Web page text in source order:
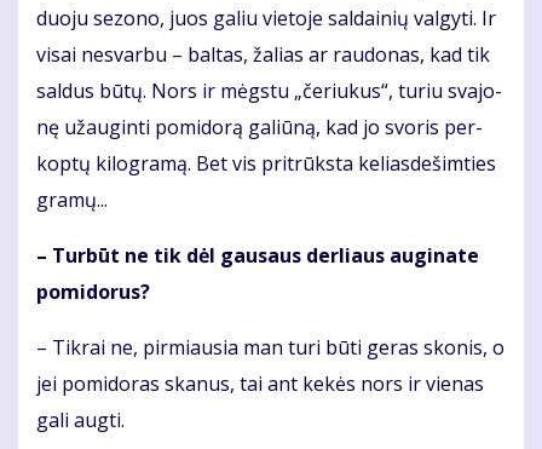
duo­ju se­zo­no, juos ga­liu vie­to­je sal­dai­nių val­gy­ti. Ir
vi­sai ne­svar­bu – bal­tas, ža­lias ar rau­do­nas, kad tik
sal­dus bū­tų. Nors ir mėgs­tu „če­riu­kus“, tu­riu sva­jo­
nę už­au­gin­ti po­mi­do­rą ga­liū­ną, kad jo svo­ris per­
kop­tų ki­log­ra­mą. Bet vis pri­trūks­ta ke­lias­de­šim­ties
gra­mų...
– Tur­būt ne tik dėl gau­saus der­liaus au­gi­na­te
po­mi­do­rus?
– Tik­rai ne, pir­miau­sia man tu­ri bū­ti ge­ras sko­nis, o
jei po­mi­do­ras ska­nus, tai ant ke­kės nors ir vie­nas
ga­li aug­ti.